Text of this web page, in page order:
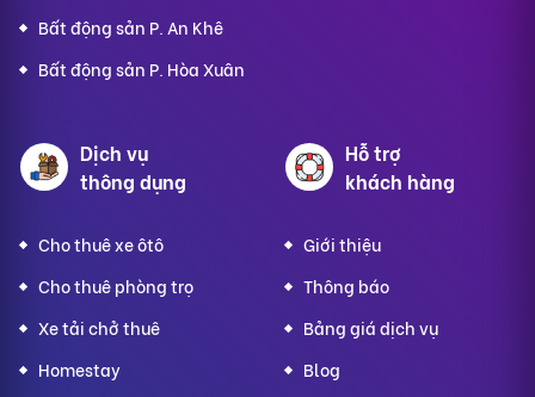
Bất động sản P. An Khê
Bất động sản P. Hòa Xuân
Dịch vụ
thông dụng
Cho thuê xe ôtô
Cho thuê phòng trọ
Xe tải chở thuê
Homestay
Hỗ trợ
khách hàng
Giới thiệu
Thông báo
Bảng giá dịch vụ
Blog